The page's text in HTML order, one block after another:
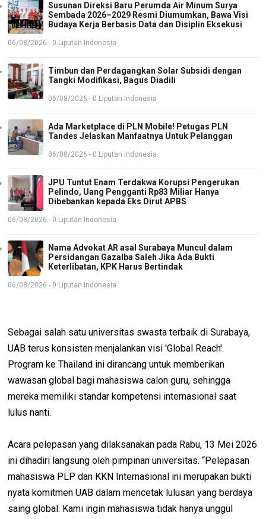
Susunan Direksi Baru Perumda Air Minum Surya
Sembada 2026–2029 Resmi Diumumkan, Bawa Visi
Budaya Kerja Berbasis Data dan Disiplin Eksekusi
06/08/2026 - 0 Liputan Indonesia
Timbun dan Perdagangkan Solar Subsidi dengan
Tangki Modifikasi, Bagus Diadili
06/08/2026 - 0 Liputan Indonesia
Ada Marketplace di PLN Mobile! Petugas PLN
Tandes Jelaskan Manfaatnya Untuk Pelanggan
06/08/2026 - 0 Liputan Indonesia
JPU Tuntut Enam Terdakwa Korupsi Pengerukan
Pelindo, Uang Pengganti Rp83 Miliar Hanya
Dibebankan kepada Eks Dirut APBS
06/08/2026 - 0 Liputan Indonesia
Nama Advokat AR asal Surabaya Muncul dalam
Persidangan Gazalba Saleh Jika Ada Bukti
Keterlibatan, KPK Harus Bertindak
06/08/2026 - 0 Liputan Indonesia
Sebagai salah satu universitas swasta terbaik di Surabaya,
UAB terus konsisten menjalankan visi 'Global Reach'.
Program ke Thailand ini dirancang untuk memberikan
wawasan global bagi mahasiswa calon guru, sehingga
mereka memiliki standar kompetensi internasional saat
lulus nanti.
Acara pelepasan yang dilaksanakan pada Rabu, 13 Mei 2026
ini dihadiri langsung oleh pimpinan universitas. “Pelepasan
mahasiswa PLP dan KKN Internasional ini merupakan bukti
nyata komitmen UAB dalam mencetak lulusan yang berdaya
saing global. Kami ingin mahasiswa tidak hanya unggul